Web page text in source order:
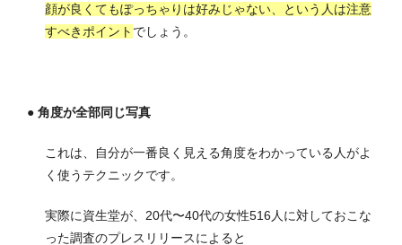
顔が良くてもぽっちゃりは好みじゃない、という人は注意
すべきポイント でしょう。
● 角度が全部同じ写真
これは、自分が一番良く見える角度をわかっている人がよ
く使うテクニックです。
実際に資生堂が、20代〜40代の女性516人に対しておこな
った調査のプレスリリースによると